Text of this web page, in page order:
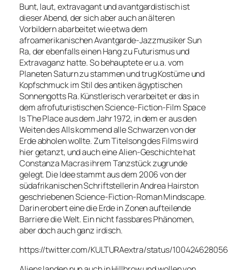
Bunt, laut, extravagant und avantgardistisch ist
dieser Abend, der sich aber auch an älteren
Vorbildern abarbeitet wie etwa dem
afroamerikanischen Avantgarde-Jazzmusiker Sun
Ra, der ebenfalls einen Hang zu Futurismus und
Extravaganz hatte. So behauptete er u.a. vom
Planeten Saturn zu stammen und trug Kostüme und
Kopfschmuck im Stil des antiken ägyptischen
Sonnengotts Ra. Künstlerisch verarbeitet er das in
dem afrofuturistischen Science-Fiction-FilmSpace
Is The Placeaus dem Jahr 1972, in dem er aus den
Weiten des Alls kommend alle Schwarzen von der
Erde abholen wollte. Zum Titelsong des Films wird
hier getanzt, und auch eine Alien-Geschichte hat
Constanza Macras ihrem Tanzstück zugrunde
gelegt. Die Idee stammt aus dem 2006 von der
südafrikanischen Schriftstellerin Andrea Hairston
geschriebenen Science-Fiction-RomanMindscape.
Darin erobert eine die Erde in Zonen aufteilende
Barriere die Welt. Ein nicht fassbares Phänomen,
aber doch auch ganz irdisch.
https://twitter.com/KULTURAextra/status/